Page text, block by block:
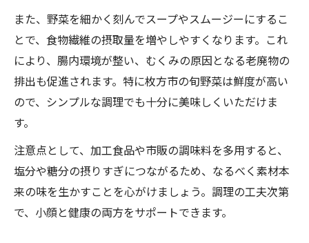
また、野菜を細かく刻んでスープやスムージーにするこ
とで、食物繊維の摂取量を増やしやすくなります。これ
により、腸内環境が整い、むくみの原因となる老廃物の
排出も促進されます。特に枚方市の旬野菜は鮮度が高い
ので、シンプルな調理でも十分に美味しくいただけま
す。
注意点として、加工食品や市販の調味料を多用すると、
塩分や糖分の摂りすぎにつながるため、なるべく素材本
来の味を生かすことを心がけましょう。調理の工夫次第
で、小顔と健康の両方をサポートできます。